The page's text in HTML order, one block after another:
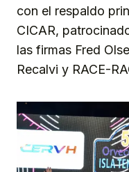
con el respaldo
CICAR,
las firmas Fred
Recalvi y RACE-